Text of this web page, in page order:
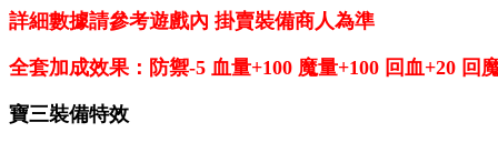
詳細數據請參考遊戲內 掛賣裝備商人為準
全套加成效果：防禦-5 血量+100 魔量+100 回血+20 回
寶三裝備特效